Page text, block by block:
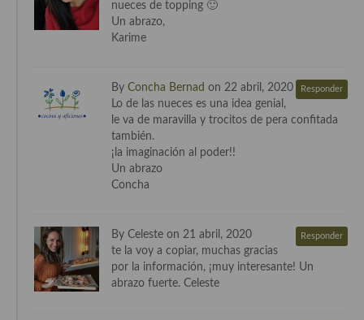
nueces de topping 🙂
Un abrazo,
Karime
By Concha Bernad on 22 abril, 2020 Responder
Lo de las nueces es una idea genial,
le va de maravilla y trocitos de pera confitada
también.
¡la imaginación al poder!!
Un abrazo
Concha
By Celeste on 21 abril, 2020 Responder
te la voy a copiar, muchas gracias
por la información, ¡muy interesante! Un
abrazo fuerte. Celeste